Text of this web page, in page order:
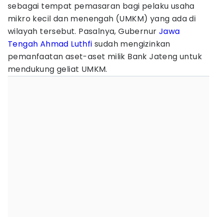
sebagai tempat pemasaran bagi pelaku usaha
mikro kecil dan menengah (UMKM) yang ada di
wilayah tersebut. Pasalnya, Gubernur Jawa
Tengah Ahmad Luthfi sudah mengizinkan
pemanfaatan aset-aset milik Bank Jateng untuk
mendukung geliat UMKM.